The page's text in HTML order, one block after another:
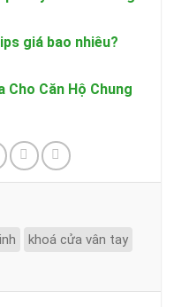
giá bao nhiêu?
Cho Căn Hộ Chung
khoá cửa vân tay